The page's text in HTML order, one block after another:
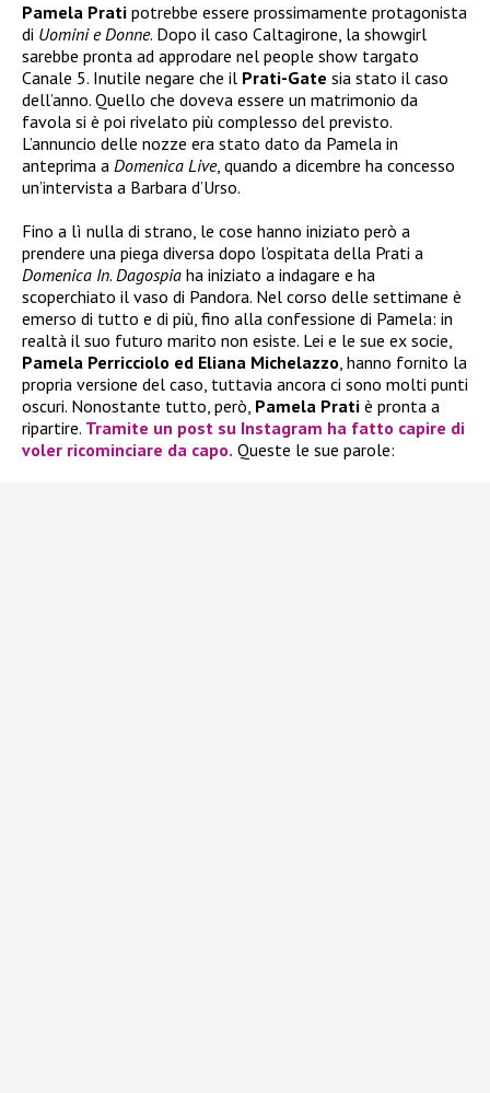
Pamela Prati potrebbe essere prossimamente protagonista
di Uomini e Donne. Dopo il caso Caltagirone, la showgirl
sarebbe pronta ad approdare nel people show targato
Canale 5. Inutile negare che il Prati-Gate sia stato il caso
dell’anno. Quello che doveva essere un matrimonio da
favola si è poi rivelato più complesso del previsto.
L’annuncio delle nozze era stato dato da Pamela in
anteprima a Domenica Live, quando a dicembre ha concesso
un’intervista a Barbara d’Urso.
Fino a lì nulla di strano, le cose hanno iniziato però a
prendere una piega diversa dopo l’ospitata della Prati a
Domenica In. Dagospia ha iniziato a indagare e ha
scoperchiato il vaso di Pandora. Nel corso delle settimane è
emerso di tutto e di più, fino alla confessione di Pamela: in
realtà il suo futuro marito non esiste. Lei e le sue ex socie,
Pamela Perricciolo ed Eliana Michelazzo, hanno fornito la
propria versione del caso, tuttavia ancora ci sono molti punti
oscuri. Nonostante tutto, però, Pamela Prati è pronta a
ripartire. Tramite un post su Instagram ha fatto capire di
voler ricominciare da capo. Queste le sue parole: